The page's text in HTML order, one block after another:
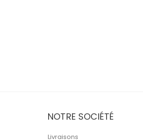
NOTRE SOCIÉTÉ
Livraisons